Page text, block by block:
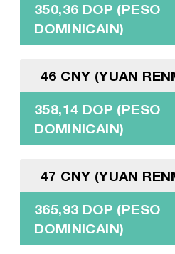
350,36 DOP (PESO
DOMINICAIN)
46 CNY (YUAN
358,14 DOP (PESO
DOMINICAIN)
47 CNY (YUAN
365,93 DOP (PESO
DOMINICAIN)